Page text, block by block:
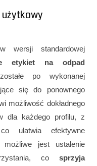
użytkowy
wersji standardowej
etykiet na odpad
po wykonanej
się do ponownego
możliwość dokładnego
dla każdego profilu, z
ułatwia efektywne
możliwe jest ustalenie
co sprzyja